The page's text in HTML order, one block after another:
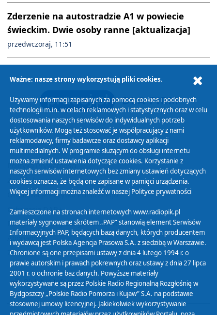
Zderzenie na autostradzie A1 w powiecie
świeckim. Dwie osoby ranne [aktualizacja]
przedwczoraj, 11:51
Polityka Prywatności
Zasady korzystania z Serwisu
Organizacje Pożytku Publicznego
Cyfryzacja DAB+
Polityka ochrony danych osobowych
Abonament
Zamówienia publiczne
Biuletyn Informacji Publicznej
Ważne: nasze strony wykorzystują pliki cookies.
Używamy informacji zapisanych za pomocą cookies i podobnych
technologii m.in. w celach reklamowych i statystycznych oraz w celu
dostosowania naszych serwisów do indywidualnych potrzeb
użytkowników. Mogą też stosować je współpracujący z nami
reklamodawcy, firmy badawcze oraz dostawcy aplikacji
multimedialnych. W programie służącym do obsługi internetu
można zmienić ustawienia dotyczące cookies. Korzystanie z
naszych serwisów internetowych bez zmiany ustawień dotyczących
cookies oznacza, że będą one zapisane w pamięci urządzenia.
Więcej informacji można znaleźć w naszej Polityce prywatności
Zamieszczone na stronach internetowych www.radiopik.pl
materiały sygnowane skrótem „PAP” stanowią element Serwisów
Informacyjnych PAP, będących bazą danych, których producentem
i wydawcą jest Polska Agencja Prasowa S.A. z siedzibą w Warszawie.
Chronione są one przepisami ustawy z dnia 4 lutego 1994 r. o
prawie autorskim i prawach pokrewnych oraz ustawy z dnia 27 lipca
2001 r. o ochronie baz danych. Powyższe materiały
wykorzystywane są przez Polskie Radio Regionalną Rozgłośnię w
Bydgoszczy „Polskie Radio Pomorza i Kujaw” S.A. na podstawie
stosownej umowy licencyjnej. Jakiekolwiek wykorzystywanie